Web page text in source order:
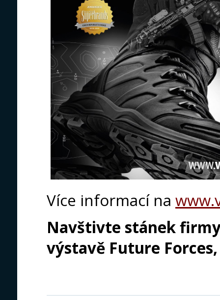
Více informací na
Navštivte stánek
výstavě Future Forces,